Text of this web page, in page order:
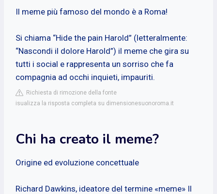
Il meme più famoso del mondo è a Roma!
Si chiama “Hide the pain Harold” (letteralmente:
“Nascondi il dolore Harold”) il meme che gira su
tutti i social e rappresenta un sorriso che fa
compagnia ad occhi inquieti, impauriti.
Richiesta di rimozione della fonte
isualizza la risposta completa su dimensionesuonoroma.it
Chi ha creato il meme?
Origine ed evoluzione concettuale
Richard Dawkins, ideatore del termine «meme» Il